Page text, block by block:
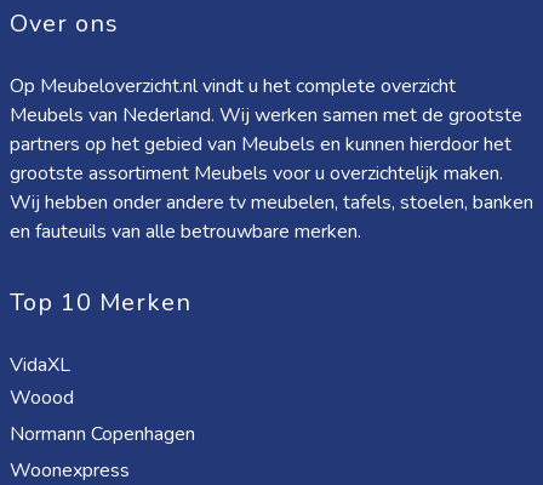
Over ons
Op Meubeloverzicht.nl vindt u het complete overzicht
Meubels van Nederland. Wij werken samen met de grootste
partners op het gebied van Meubels en kunnen hierdoor het
grootste assortiment Meubels voor u overzichtelijk maken.
Wij hebben onder andere tv meubelen, tafels, stoelen, banken
en fauteuils van alle betrouwbare merken.
Top 10 Merken
VidaXL
Woood
Normann Copenhagen
Woonexpress